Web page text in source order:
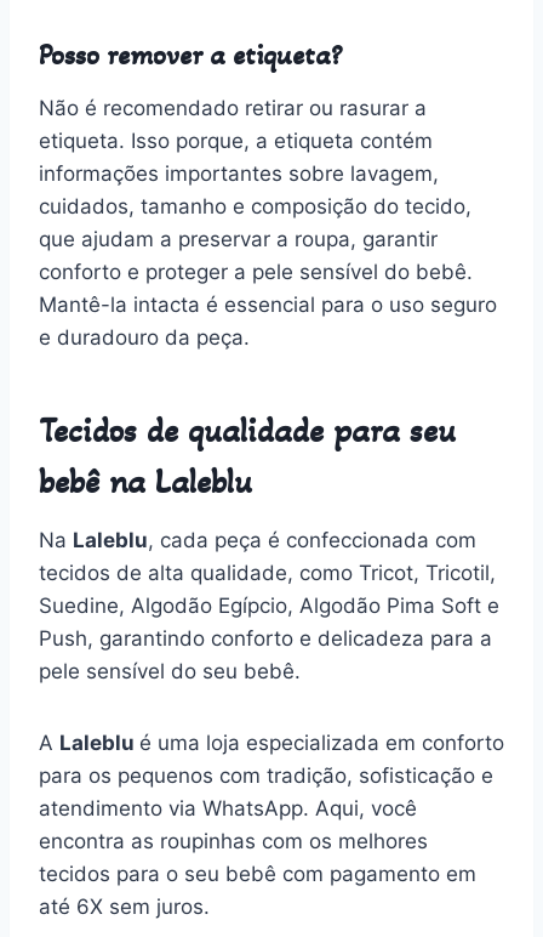
Posso remover a etiqueta?
Não é recomendado retirar ou rasurar a
etiqueta. Isso porque, a etiqueta contém
informações importantes sobre lavagem,
cuidados, tamanho e composição do tecido,
que ajudam a preservar a roupa, garantir
conforto e proteger a pele sensível do bebê.
Mantê-la intacta é essencial para o uso seguro
e duradouro da peça.
Tecidos de qualidade para seu
bebê na Laleblu
Na Laleblu, cada peça é confeccionada com
tecidos de alta qualidade, como Tricot, Tricotil,
Suedine, Algodão Egípcio, Algodão Pima Soft e
Push, garantindo conforto e delicadeza para a
pele sensível do seu bebê.
A Laleblu é uma loja especializada em conforto
para os pequenos com tradição, sofisticação e
atendimento via WhatsApp. Aqui, você
encontra as roupinhas com os melhores
tecidos para o seu bebê com pagamento em
até 6X sem juros.